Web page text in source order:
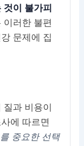
것이 불가피
러한 불편
문제에 집
과 비용이
에 따르면
중요한 선택